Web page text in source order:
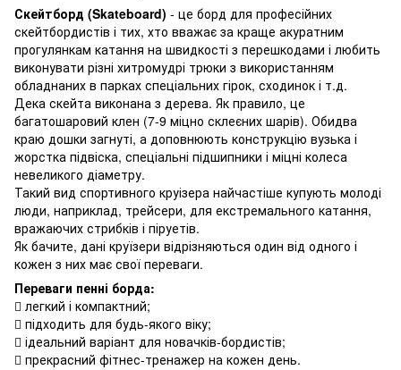
Скейтборд (Skateboard) - це борд для професійних
скейтбордистів і тих, хто вважає за краще акуратним
прогулянкам катання на швидкості з перешкодами і любить
виконувати різні хитромудрі трюки з використанням
обладнаних в парках спеціальних гірок, сходинок і т.д.
Дека скейта виконана з дерева. Як правило, це
багатошаровий клен (7-9 міцно склеєних шарів). Обидва
краю дошки загнуті, а доповнюють конструкцію вузька і
жорстка підвіска, спеціальні підшипники і міцні колеса
невеликого діаметру.
Такий вид спортивного круізера найчастіше купують молоді
люди, наприклад, трейсери, для екстремального катання,
вражаючих стрибків і піруетів.
Як бачите, дані круїзери відрізняються один від одного і
кожен з них має свої переваги.
Переваги пенні борда:
 легкий і компактний;
 підходить для будь-якого віку;
 ідеальний варіант для новачків-бордистів;
 прекрасний фітнес-тренажер на кожен день.